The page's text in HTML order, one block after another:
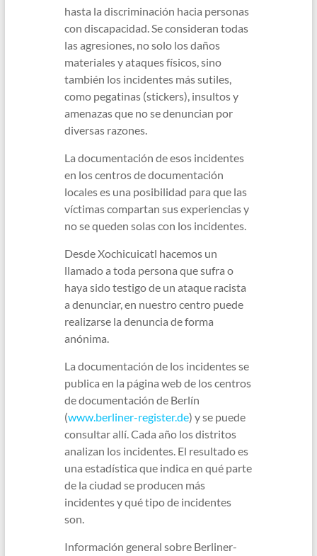
hasta la discriminación hacia personas
con discapacidad. Se consideran todas
las agresiones, no solo los daños
materiales y ataques físicos, sino
también los incidentes más sutiles,
como pegatinas (stickers), insultos y
amenazas que no se denuncian por
diversas razones.
La documentación de esos incidentes
en los centros de documentación
locales es una posibilidad para que las
víctimas compartan sus experiencias y
no se queden solas con los incidentes.
Desde Xochicuicatl hacemos un
llamado a toda persona que sufra o
haya sido testigo de un ataque racista
a denunciar, en nuestro centro puede
realizarse la denuncia de forma
anónima.
La documentación de los incidentes se
publica en la página web de los centros
de documentación de Berlín
(www.berliner-register.de) y se puede
consultar allí. Cada año los distritos
analizan los incidentes. El resultado es
una estadística que indica en qué parte
de la ciudad se producen más
incidentes y qué tipo de incidentes
son.
Información general sobre Berliner-